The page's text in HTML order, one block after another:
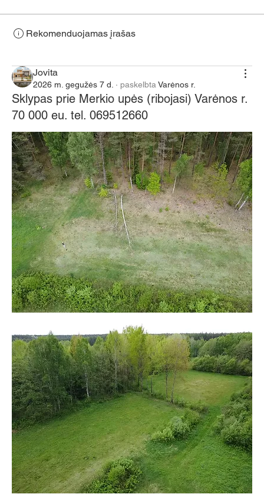
Rekomenduojamas įrašas
Jovita
2026 m. gegužės 7 d. · paskelbta Varėnos r.
Sklypas prie Merkio upės (ribojasi) Varėnos r.
70 000 eu. tel. 069512660